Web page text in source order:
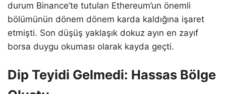
durum Binance’te tutulan Ethereum’un önemli
bölümünün dönem dönem karda kaldığına işaret
etmişti. Son düşüş yaklaşık dokuz ayın en zayıf
borsa duygu okuması olarak kayda geçti.
Dip Teyidi Gelmedi: Hassas Bölge